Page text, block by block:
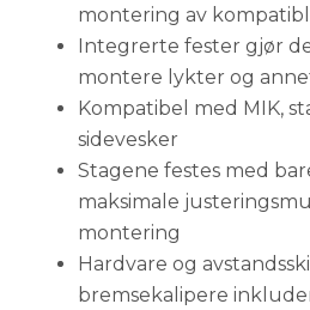
montering av
Integrerte fester gjør
montere lykter og
Kompatibel med MIK,
sidevesker
Stagene festes med
maksimale
montering
Hardvare og
bremsekalipere